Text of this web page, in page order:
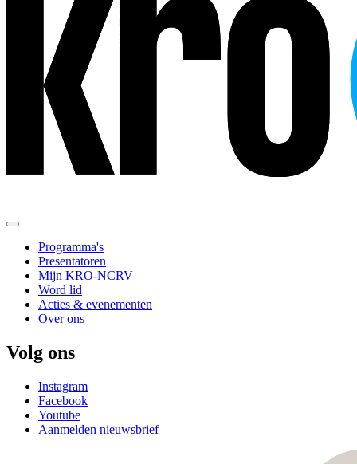
Programma's
Presentatoren
Mijn KRO-NCRV
Word lid
Acties & evenementen
Over ons
Volg ons
Instagram
Facebook
Youtube
Aanmelden nieuwsbrief